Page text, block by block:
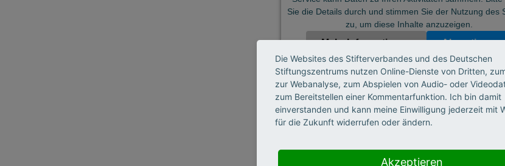
Sie die Details durch und stimmen Sie der Nutzung des
zu, um diese Inhalte anzuzeigen.
Mehr Informationen Akzeptieren
Powered byUsercentrics Consent Management
Die Websites des Stifterverbandes und des Deutschen
Stiftungszentrums nutzen Online-Dienste von Dritten,
zur Webanalyse, zum Abspielen von Audio- oder
zum Bereitstellen einer Kommentarfunktion. Ich bin damit
einverstanden und kann meine Einwilligung jederzeit mit
für die Zukunft widerrufen oder ändern.
Akzeptieren